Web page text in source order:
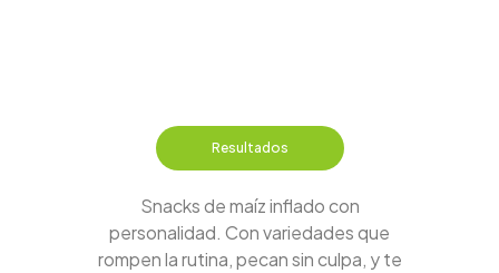
Resultados
Snacks de maíz inflado con
personalidad. Con variedades que
rompen la rutina, pecan sin culpa, y te